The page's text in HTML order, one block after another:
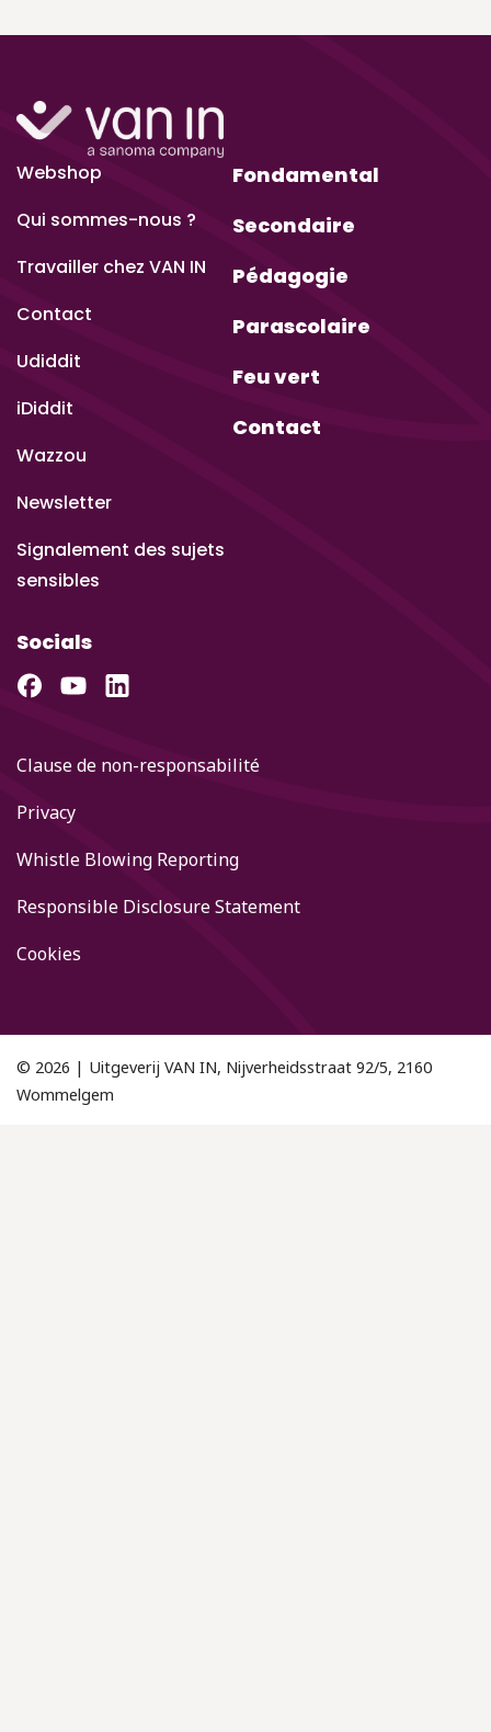
Webshop
Qui sommes-nous ?
Travailler chez VAN IN
Contact
Udiddit
iDiddit
Wazzou
Newsletter
Signalement des sujets
sensibles
Fondamental
Secondaire
Pédagogie
Parascolaire
Feu vert
Contact
Socials
Clause de non-responsabilité
Privacy
Whistle Blowing Reporting
Responsible Disclosure Statement
Cookies
© 2026 | Uitgeverij VAN IN, Nijverheidsstraat 92/5, 2160
Wommelgem